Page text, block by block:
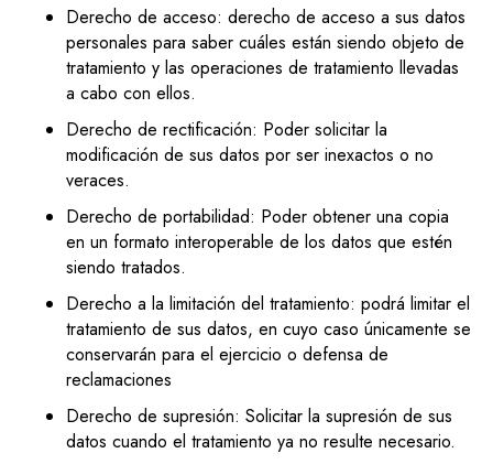
Derecho de acceso: derecho de acceso a sus datos
personales para saber cuáles están siendo objeto de
tratamiento y las operaciones de tratamiento llevadas
a cabo con ellos.
Derecho de rectificación: Poder solicitar la
modificación de sus datos por ser inexactos o no
veraces.
Derecho de portabilidad: Poder obtener una copia
en un formato interoperable de los datos que estén
siendo tratados.
Derecho a la limitación del tratamiento: podrá limitar el
tratamiento de sus datos, en cuyo caso únicamente se
conservarán para el ejercicio o defensa de
reclamaciones
Derecho de supresión: Solicitar la supresión de sus
datos cuando el tratamiento ya no resulte necesario.